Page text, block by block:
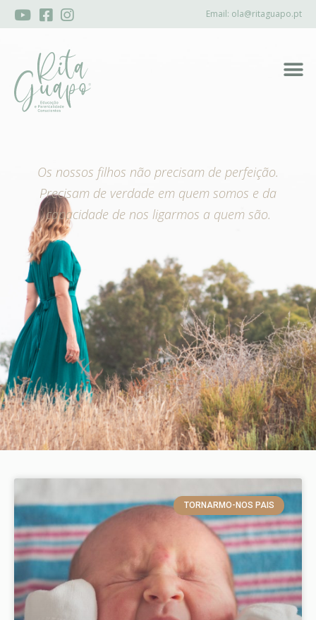
Email: ola@ritaguapo.pt
Os nossos filhos não precisam de perfeição.
Precisam de verdade em quem somos e da
capacidade de nos ligarmos a quem são.
TORNARMO-NOS PAIS